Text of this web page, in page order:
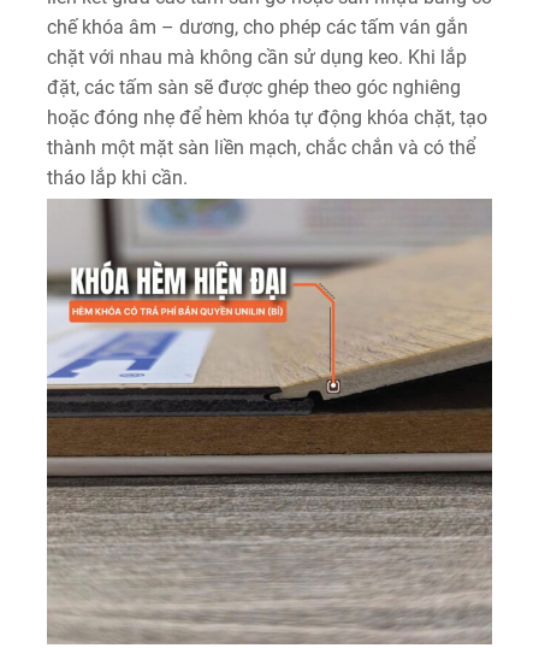
chế khóa âm – dương, cho phép các tấm ván gắn
chặt với nhau mà không cần sử dụng keo. Khi lắp
đặt, các tấm sàn sẽ được ghép theo góc nghiêng
hoặc đóng nhẹ để hèm khóa tự động khóa chặt, tạo
thành một mặt sàn liền mạch, chắc chắn và có thể
tháo lắp khi cần.